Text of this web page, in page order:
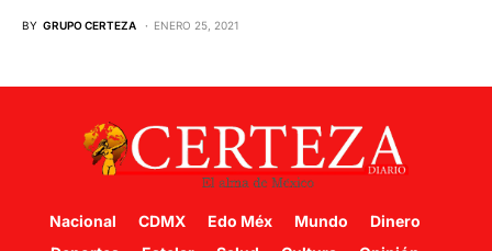
BY GRUPO CERTEZA ENERO 25, 2021
Nacional CDMX Edo Méx Mundo
Dinero